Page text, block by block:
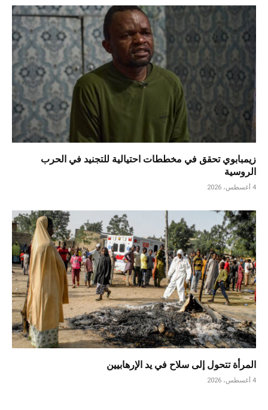
زيمبابوي تحقق في مخططات احتيالية للتجنيد في الحرب
الروسية
4 أغسطس، 2026
المرأة تتحول إلى سلاح في يد الإرهابيين
4 أغسطس، 2026